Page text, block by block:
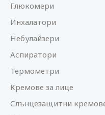
Глюкомери
Инхалатори
Небулайзери
Аспиратори
Термометри
Кремове за лице
Слънцезащитни